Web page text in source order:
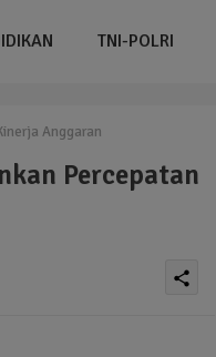
TNI-POLRI
Anggaran
Percepatan
share